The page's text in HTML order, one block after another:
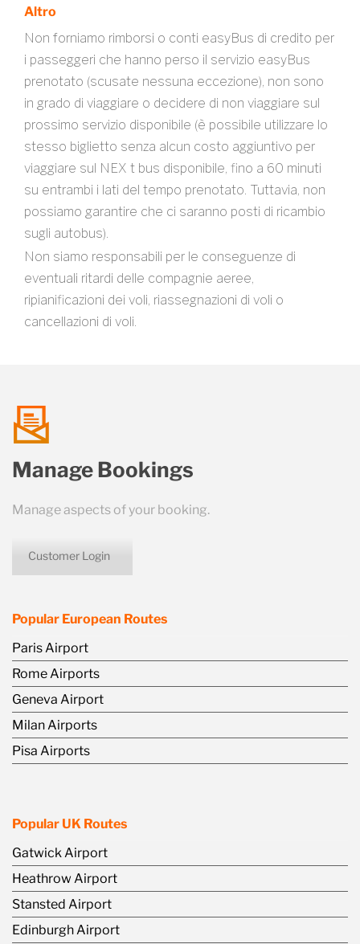
Altro
Non forniamo rimborsi o conti easyBus di credito per
i passeggeri che hanno perso il servizio easyBus
prenotato (scusate nessuna eccezione), non sono
in grado di viaggiare o decidere di non viaggiare sul
prossimo servizio disponibile (è possibile utilizzare lo
stesso biglietto senza alcun costo aggiuntivo per
viaggiare sul NEX t bus disponibile, fino a 60 minuti
su entrambi i lati del tempo prenotato. Tuttavia, non
possiamo garantire che ci saranno posti di ricambio
sugli autobus).
Non siamo responsabili per le conseguenze di
eventuali ritardi delle compagnie aeree,
ripianificazioni dei voli, riassegnazioni di voli o
cancellazioni di voli.
us
icon
Manage Bookings
Manage aspects of your booking.
Customer Login
Popular European Routes
Paris Airport
Rome Airports
Geneva Airport
Milan Airports
Pisa Airports
Popular UK Routes
Gatwick Airport
Heathrow Airport
Stansted Airport
Edinburgh Airport